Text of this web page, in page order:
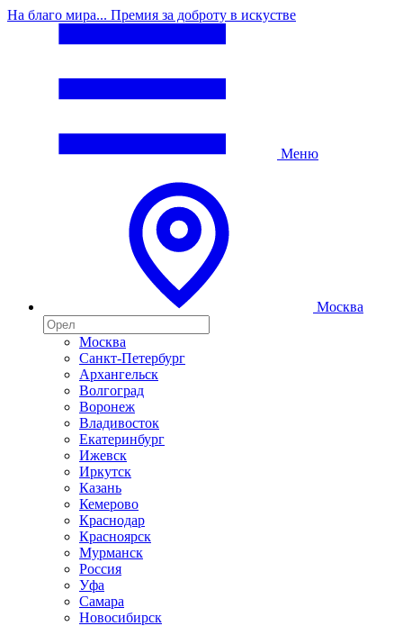
На благо мира... Премия за доброту в искустве
Меню
Москва
Москва
Санкт-Петербург
Архангельск
Волгоград
Воронеж
Владивосток
Екатеринбург
Ижевск
Иркутск
Казань
Кемерово
Краснодар
Красноярск
Мурманск
Россия
Уфа
Самара
Новосибирск